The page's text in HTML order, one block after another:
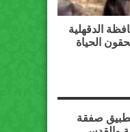
محافظة الدقهلية
الحياة
صفقة